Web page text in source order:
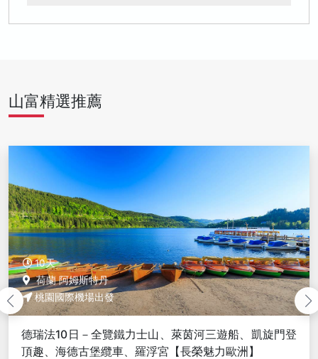
山富精選推薦
10天
荷蘭 阿姆斯特丹
桃園國際機場出發
德瑞法10日－全覽鐵力士山、萊茵河三遊船、凱旋門登
頂趣、海德古堡纜車、羅浮宮【長榮魅力歐洲】